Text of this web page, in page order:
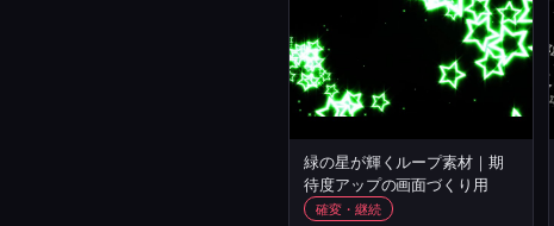
緑の星が輝くループ素材｜期
待度アップの画面づくり用
確変・継続